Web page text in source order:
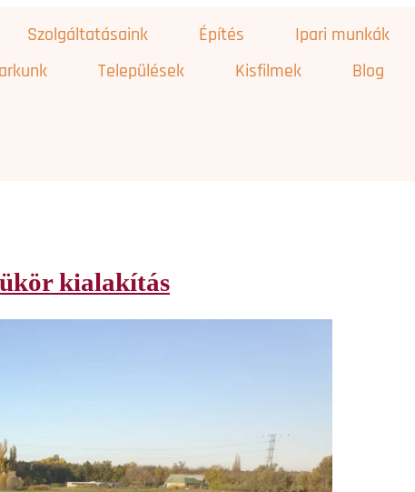
Szolgáltatásaink Építés Ipari munkák
Települések Kisfilmek Blog
kialakítás